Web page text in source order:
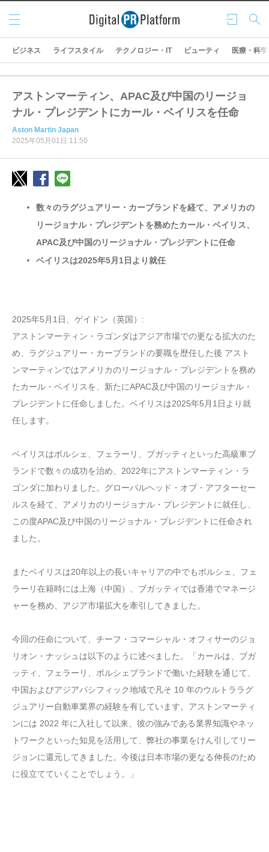
ログ
イン
検索
メニ
ュー
ビジネス ライフスタイル テクノロジー・IT ビューティ 医療・科学
アストンマーティン、APAC及び中国のリージョ
ナル・プレジデントにカール・ベイリスを任命
Aston Martin Japan
2025年05月01日 11:50
数々のラグジュアリー・カーブランドを経て、アメリカの
リージョナル・プレジデントを務めたカール・ベイリス、
APAC及び中国のリージョナル・プレジデントに任命
ベイリスは2025年5月1日より就任
2025年5月1日、ゲイドン（英国）:
アストンマーティン・ラゴンダはアジア市場での更なる拡大のた
め、ラグジュアリー・カーブランドの要職を歴任した後 アスト
ンマーティンではアメリカのリージョナル・プレジデントを務め
たカール・ベイリスを、新たにAPAC及び中国のリージョナル・
プレジデントに任命しました。ベイリスは2025年5月1日より就
任します。
ベイリスはポルシェ、フェラーリ、ブガッティといった高級車ブ
ランドで数々の成功を治め、2022年にアストンマーティン・ラ
ゴンダに加わりました。グローバルヘッド・オブ・アフターセー
ルスを経て、アメリカのリージョナル・プレジデントに就任し、
この度APAC及び中国のリージョナル・プレジデントに任命され
ました。
またベイリスは20年以上の長いキャリアの中でもポルシェ、フェ
ラーリ在籍時には上海（中国）、ブガッティでは香港でマネージ
ャーを務め、アジア市場拡大を牽引してきました。
今回の任命について、チーフ・コマーシャル・オフィサーのジョ
リオン・ナッシュは以下のように述べました。「カールは、ブガ
ッティ、フェラーリ、ポルシェブランドで働いた経験を通じて、
中国およびアジアパシフィック地域で凡そ 10 年のウルトララグ
ジュアリー自動車業界の経験を有しています。アストンマーティ
ンには 2022 年に入社して以来、彼の強みである業界知識やネッ
トワークといった知見を活用して、弊社の事業をけん引してリー
ジョンに還元してきました。今後は日本市場の更なる伸長のため
に役立てていくことでしょう。」